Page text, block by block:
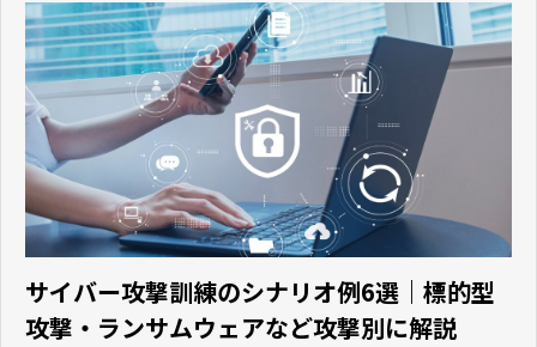
サイバー攻撃訓練のシナリオ例6選｜標的型
攻撃・ランサムウェアなど攻撃別に解説